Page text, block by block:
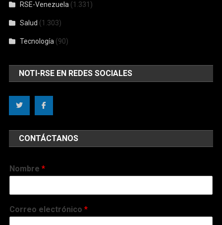
RSE-Venezuela (1.331)
Salud (1.303)
Tecnología (90)
NOTI-RSE EN REDES SOCIALES
CONTÁCTANOS
Nombre*
Correo electrónico*